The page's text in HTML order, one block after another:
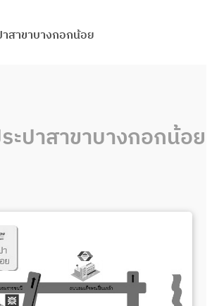
สาขาบางกอกน้อย
ะปาสาขาบางกอกน้อย